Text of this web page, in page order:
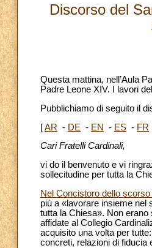
Discorso del
Questa mattina, nell’Aula
Padre Leone XIV. I lavori
Pubblichiamo di seguito il
[AR - DE - EN - ES - FR
Cari Fratelli Cardinali,
vi do il benvenuto e vi
sollecitudine per tutta la
Nel Concistoro dello scorso
più a «lavorare insieme nel
tutta la Chiesa». Non
affidate al Collegio
acquisito una volta per
concreti, relazioni di fiducia